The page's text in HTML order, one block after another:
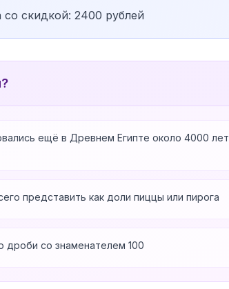
со скидкой: 2400 рублей
ещё в Древнем Египте около 4000 лет
представить как доли пиццы или пирога
со знаменателем 100